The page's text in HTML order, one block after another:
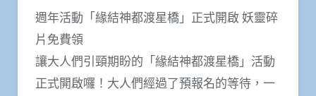
週年活動「緣結神都渡星橋」正式開啟 妖靈碎
片免費領
讓大人們引頸期盼的「緣結神都渡星橋」活動
正式開啟囉！大人們經過了預報名的等待，一